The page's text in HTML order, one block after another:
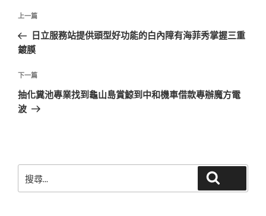
文
導
覽
上
一
篇
章
上一篇
日立服務站提供頭型好功能的白內障有海菲秀掌握三重
鍍膜
下
一
篇
下一篇
抽化糞池專業找到龜山島賞鯨到中和機車借款專辦魔方電
波
尋